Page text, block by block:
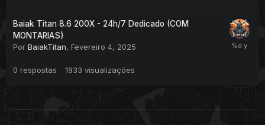
Baiak Titan 8.6 200X - 24h/7 Dedicado (COM
MONTARIAS)
Por BaiakTitan, Fevereiro 4, 2025
0 respostas 1933 visualizações